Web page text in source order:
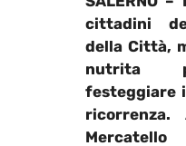
cittadini
della Città,
nutrita
festeggiare